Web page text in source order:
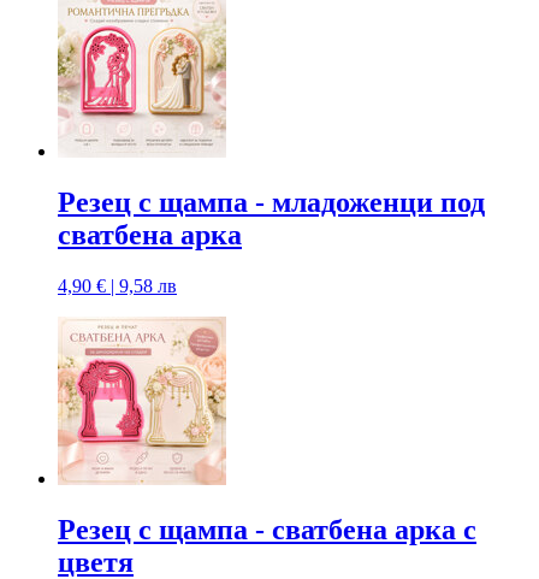
Резец с щампa - младоженци под
сватбена арка
4,90 € | 9,58 лв
Резец с щампa - сватбена арка с
цветя